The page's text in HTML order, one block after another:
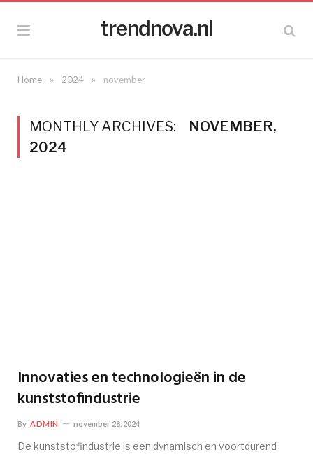
trendnova.nl
Home » 2024 » november
MONTHLY ARCHIVES:
NOVEMBER,
2024
Innovaties en technologieën in de
kunststofindustrie
By ADMIN november 28, 2024
De kunststofindustrie is een dynamisch en voortdurend